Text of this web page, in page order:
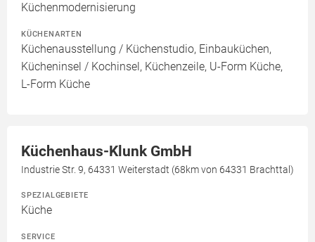
Küchenmodernisierung
KÜCHENARTEN
Küchenausstellung / Küchenstudio, Einbauküchen,
Kücheninsel / Kochinsel, Küchenzeile, U-Form Küche,
L-Form Küche
Küchenhaus-Klunk GmbH
Industrie Str. 9, 64331 Weiterstadt (68km von 64331 Brachttal)
SPEZIALGEBIETE
Küche
SERVICE